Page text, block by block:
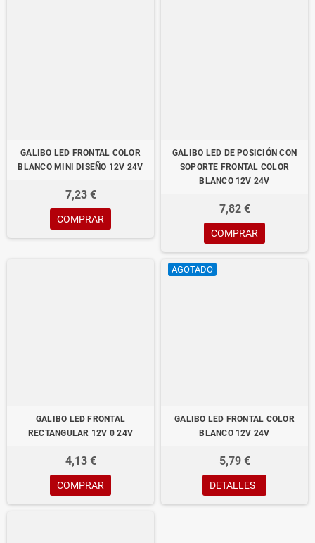
fotos de nuevos productos, ofertas, códigos de descuentos... Enlace directo
Facebook Full Led Car
Sigue nuestro blog con últimas novedades. Acceso directo más información sobre
este producto.
GALIBO LED FRONTAL COLOR
BLANCO MINI DISEÑO 12V 24V
7,23 €
COMPRAR
GALIBO LED DE POSICIÓN CON
SOPORTE FRONTAL COLOR
BLANCO 12V 24V
7,82 €
COMPRAR
GALIBO LED FRONTAL
RECTANGULAR 12V 0 24V
4,13 €
COMPRAR
AGOTADO
GALIBO LED FRONTAL COLOR
BLANCO 12V 24V
5,79 €
DETALLES